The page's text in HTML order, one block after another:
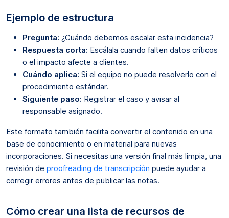
Ejemplo de estructura
Pregunta: ¿Cuándo debemos escalar esta incidencia?
Respuesta corta: Escálala cuando falten datos críticos
o el impacto afecte a clientes.
Cuándo aplica: Si el equipo no puede resolverlo con el
procedimiento estándar.
Siguiente paso: Registrar el caso y avisar al
responsable asignado.
Este formato también facilita convertir el contenido en una
base de conocimiento o en material para nuevas
incorporaciones. Si necesitas una versión final más limpia, una
revisión de proofreading de transcripción puede ayudar a
corregir errores antes de publicar las notas.
Cómo crear una lista de recursos de